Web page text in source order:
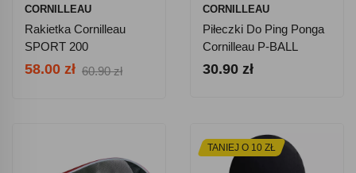
CORNILLEAU
Rakietka Cornilleau
SPORT 200
58.00 zł 60.90 zł
CORNILLEAU
Piłeczki Do Ping Ponga
Cornilleau P-BALL
OUTDOOR - 6 Szt. -
30.90 zł
TANIEJ O 10 ZŁ